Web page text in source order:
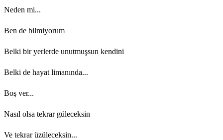
Neden mi...
Ben de bilmiyorum
Belki bir yerlerde unutmuşsun kendini
Belki de hayat limanında...
Boş ver...
Nasıl olsa tekrar güleceksin
Ve tekrar üzüleceksin...